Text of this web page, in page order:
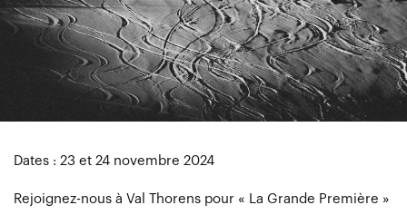
Dates : 23 et 24 novembre 2024
Rejoignez-nous à Val Thorens pour « La Grande Première »